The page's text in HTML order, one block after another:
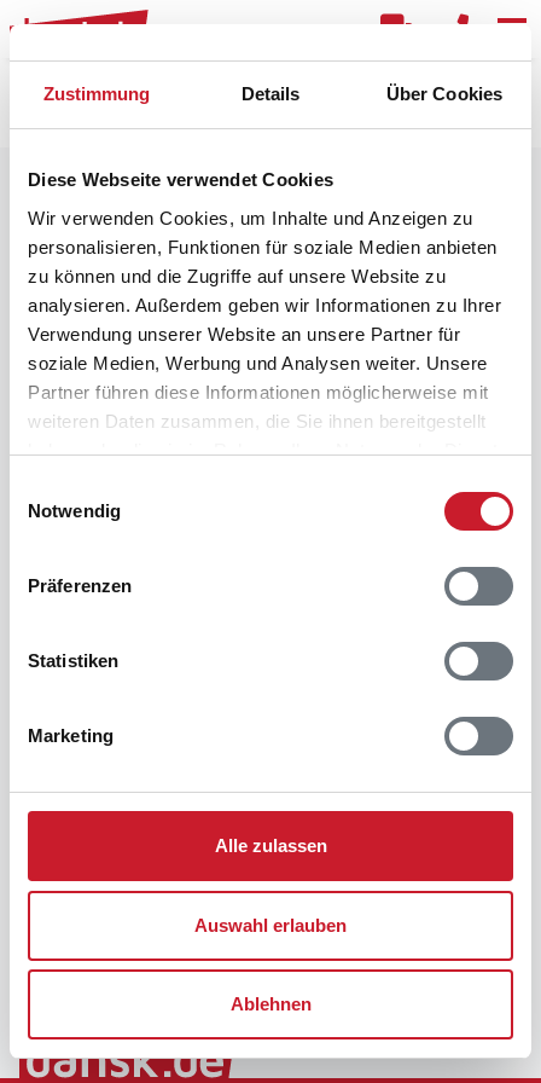
Zustimmung Details Über Cookies
Diese Webseite verwendet Cookies
Wir verwenden Cookies, um Inhalte und Anzeigen zu
personalisieren, Funktionen für soziale Medien anbieten
zu können und die Zugriffe auf unsere Website zu
analysieren. Außerdem geben wir Informationen zu Ihrer
Verwendung unserer Website an unsere Partner für
soziale Medien, Werbung und Analysen weiter. Unsere
Partner führen diese Informationen möglicherweise mit
weiteren Daten zusammen, die Sie ihnen bereitgestellt
haben oder die sie im Rahmen Ihrer Nutzung der Dienste
Notwendig
Präferenzen
Statistiken
Marketing
Alle zulassen
Auswahl erlauben
Ablehnen
Filter Raster